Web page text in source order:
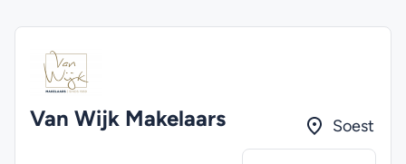
Van Wijk Makelaars Soest